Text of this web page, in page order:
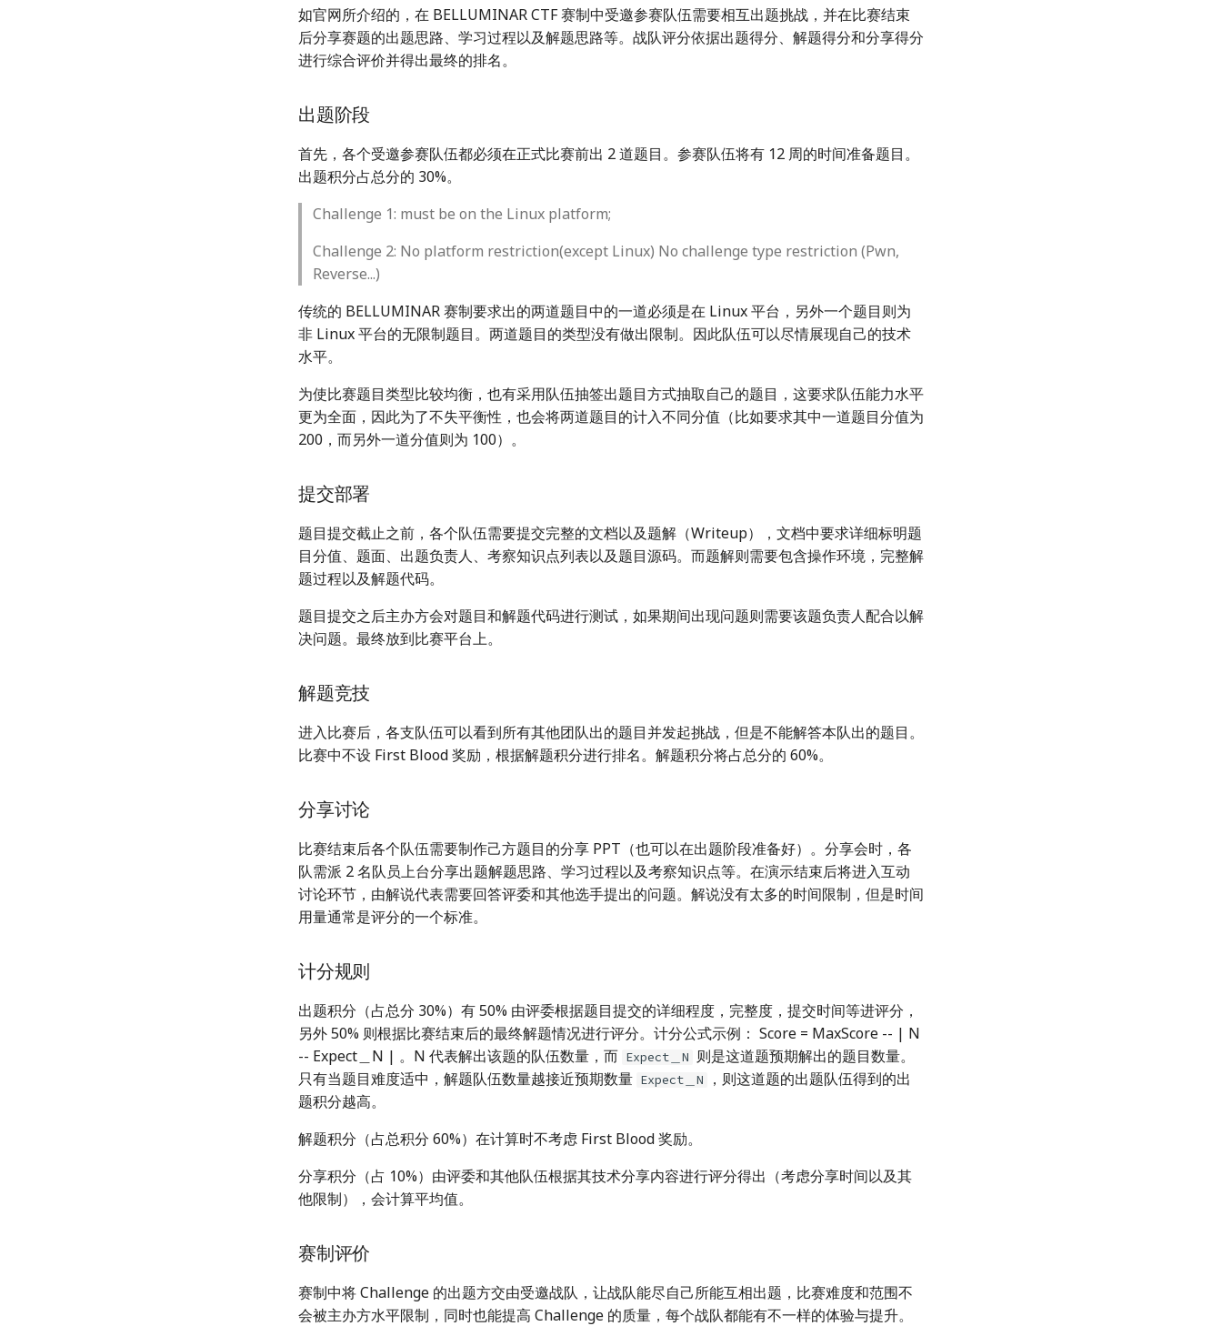
如官网所介绍的，在 BELLUMINAR CTF 赛制中受邀参赛队伍需要相互出题挑战，并在比赛结束
后分享赛题的出题思路、学习过程以及解题思路等。战队评分依据出题得分、解题得分和分享得分
进行综合评价并得出最终的排名。
出题阶段
首先，各个受邀参赛队伍都必须在正式比赛前出 2 道题目。参赛队伍将有 12 周的时间准备题目。
出题积分占总分的 30%。
Challenge 1: must be on the Linux platform;
Challenge 2: No platform restriction(except Linux) No challenge type restriction (Pwn,
Reverse...)
传统的 BELLUMINAR 赛制要求出的两道题目中的一道必须是在 Linux 平台，另外一个题目则为
非 Linux 平台的无限制题目。两道题目的类型没有做出限制。因此队伍可以尽情展现自己的技术
水平。
为使比赛题目类型比较均衡，也有采用队伍抽签出题目方式抽取自己的题目，这要求队伍能力水平
更为全面，因此为了不失平衡性，也会将两道题目的计入不同分值（比如要求其中一道题目分值为
200，而另外一道分值则为 100）。
提交部署
题目提交截止之前，各个队伍需要提交完整的文档以及题解（Writeup），文档中要求详细标明题
目分值、题面、出题负责人、考察知识点列表以及题目源码。而题解则需要包含操作环境，完整解
题过程以及解题代码。
题目提交之后主办方会对题目和解题代码进行测试，如果期间出现问题则需要该题负责人配合以解
决问题。最终放到比赛平台上。
解题竞技
进入比赛后，各支队伍可以看到所有其他团队出的题目并发起挑战，但是不能解答本队出的题目。
比赛中不设 First Blood 奖励，根据解题积分进行排名。解题积分将占总分的 60%。
分享讨论
比赛结束后各个队伍需要制作己方题目的分享 PPT（也可以在出题阶段准备好）。分享会时，各
队需派 2 名队员上台分享出题解题思路、学习过程以及考察知识点等。在演示结束后将进入互动
讨论环节，由解说代表需要回答评委和其他选手提出的问题。解说没有太多的时间限制，但是时间
用量通常是评分的一个标准。
计分规则
出题积分（占总分 30%）有 50% 由评委根据题目提交的详细程度，完整度，提交时间等进评分，
另外 50% 则根据比赛结束后的最终解题情况进行评分。计分公式示例： Score = MaxScore -- | N
-- Expect＿N | 。N 代表解出该题的队伍数量，而 Expect＿N
则是这道题预期解出的题目数量。
只有当题目难度适中，解题队伍数量越接近预期数量 Expect＿N
，则这道题的出题队伍得到的出
题积分越高。
解题积分（占总积分 60%）在计算时不考虑 First Blood 奖励。
分享积分（占 10%）由评委和其他队伍根据其技术分享内容进行评分得出（考虑分享时间以及其
他限制），会计算平均值。
赛制评价
赛制中将 Challenge 的出题方交由受邀战队，让战队能尽自己所能互相出题，比赛难度和范围不
会被主办方水平限制，同时也能提高 Challenge 的质量，每个战队都能有不一样的体验与提升。